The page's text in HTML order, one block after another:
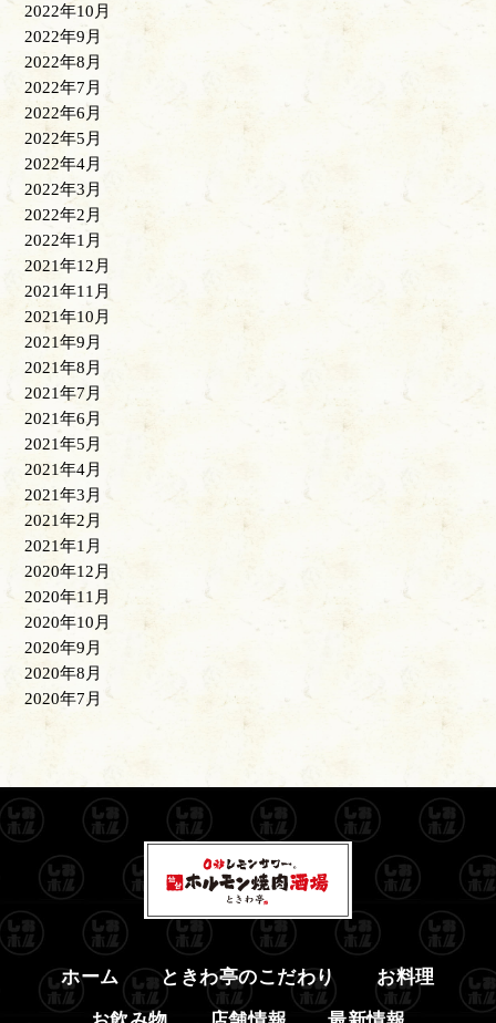
2022年10月
2022年9月
2022年8月
2022年7月
2022年6月
2022年5月
2022年4月
2022年3月
2022年2月
2022年1月
2021年12月
2021年11月
2021年10月
2021年9月
2021年8月
2021年7月
2021年6月
2021年5月
2021年4月
2021年3月
2021年2月
2021年1月
2020年12月
2020年11月
2020年10月
2020年9月
2020年8月
2020年7月
ホーム ときわ亭のこだわり お料理